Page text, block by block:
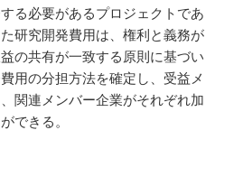
る必要があるプロジェクトであ
研究開発費用は、権利と義務が
の共有が一致する原則に基づい
用の分担方法を確定し、受益メ
関連メンバー企業がそれぞれ加
できる。